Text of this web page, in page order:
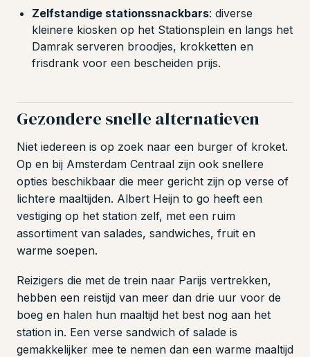
Zelfstandige stationssnackbars: diverse
kleinere kiosken op het Stationsplein en langs het
Damrak serveren broodjes, krokketten en
frisdrank voor een bescheiden prijs.
Gezondere snelle alternatieven
Niet iedereen is op zoek naar een burger of kroket.
Op en bij Amsterdam Centraal zijn ook snellere
opties beschikbaar die meer gericht zijn op verse of
lichtere maaltijden. Albert Heijn to go heeft een
vestiging op het station zelf, met een ruim
assortiment van salades, sandwiches, fruit en
warme soepen.
Reizigers die met de trein naar Parijs vertrekken,
hebben een reistijd van meer dan drie uur voor de
boeg en halen hun maaltijd het best nog aan het
station in. Een verse sandwich of salade is
gemakkelijker mee te nemen dan een warme maaltijd